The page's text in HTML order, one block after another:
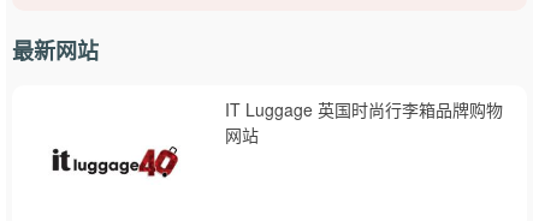
最新网站
IT Luggage 英国时尚行李箱品牌购物
网站